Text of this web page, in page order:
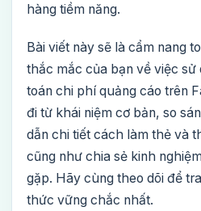
hàng tiềm năng.
Bài viết này sẽ là cẩm nang
thắc mắc của bạn về việc sử
toán chi phí quảng cáo trên
đi từ khái niệm cơ bản, so
dẫn chi tiết cách làm thẻ và
cũng như chia sẻ kinh
gặp. Hãy cùng theo dõi để
thức vững chắc nhất.